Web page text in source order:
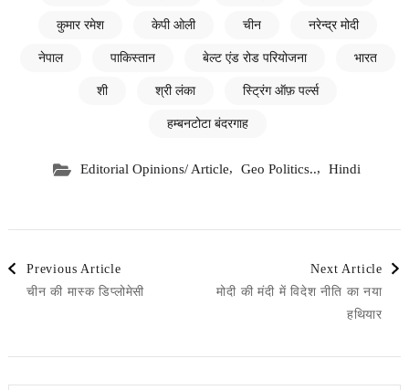
कुमार रमेश केपी ओली चीन नरेन्द्र मोदी
नेपाल पाकिस्तान बेल्ट एंड रोड परियोजना भारत
शी श्री लंका स्ट्रिंग ऑफ़ पर्ल्स
हम्बनटोटा बंदरगाह
Editorial Opinions/ Article, Geo Politics.., Hindi
Post
Previous Article
चीन की मास्क डिप्लोमेसी
Next Article
मोदी की मंदी में विदेश नीति का नया
हथियार